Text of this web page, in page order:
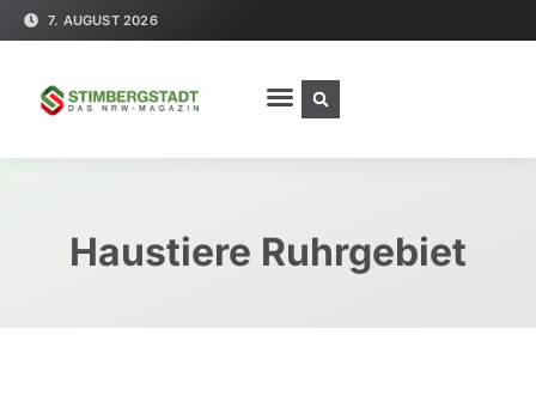
7. AUGUST 2026
Haustiere Ruhrgebiet